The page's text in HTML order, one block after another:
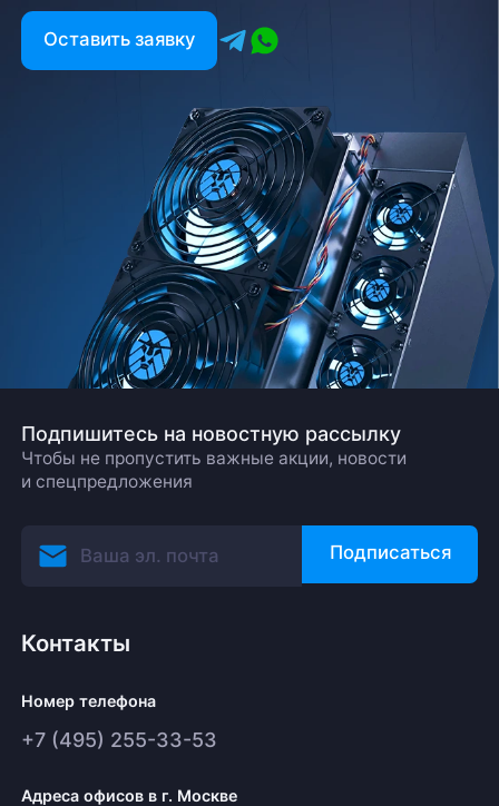
Оставить заявку
Подпишитесь на новостную рассылку
Чтобы не пропустить важные акции, новости
и спецпредложения
Подписаться
Контакты
Номер телефона
+7 (495) 255-33-53
Адреса офисов в г. Москве